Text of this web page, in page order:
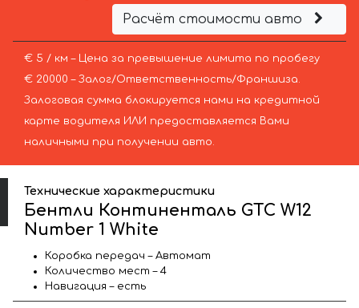
Расчёт стоимости авто
€ 5 / км – Цена за превышение лимита по пробегу
€ 20000 – Залог/Ответственность/Франшиза.
Залоговая сумма блокируется нами на кредитной
карте водителя ИЛИ предоставляется Вами
наличными при получении авто.
Технические характеристики
Бентли Континенталь GTC W12
Number 1 White
Коробка передач – Автомат
Количество мест – 4
Навигация – есть